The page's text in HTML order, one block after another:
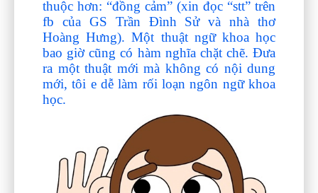
thuộc hơn: “đồng cảm” (xin đọc “stt” trên
fb của GS Trần Đình Sử và nhà thơ
Hoàng Hưng). Một thuật ngữ khoa học
bao giờ cũng có hàm nghĩa chặt chẽ. Đưa
ra một thuật mới mà không có nội dung
mới, tôi e dễ làm rối loạn ngôn ngữ khoa
học.